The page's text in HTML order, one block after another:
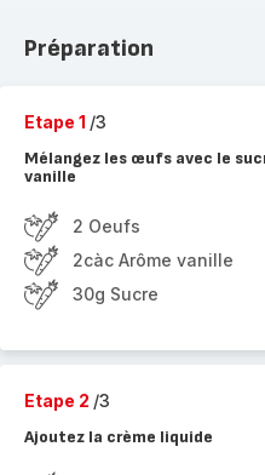
Préparation
Etape 1 /3
Mélangez les œufs avec le
vanille
2 Oeufs
2càc Arôme vanille
30g Sucre
Etape 2 /3
Ajoutez la crème liquide